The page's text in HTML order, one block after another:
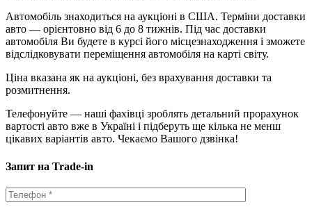
Автомобіль знаходиться на аукціоні в США. Терміни доставки
авто — орієнтовно від 6 до 8 тижнів. Під час доставки
автомобіля Ви будете в курсі його місцезнаходження і зможете
відслідковувати переміщення автомобіля на карті світу.
Ціна вказана як на аукціоні, без врахування доставки та
розмитнення.
Телефонуйте — наші фахівці зроблять детальний прорахунок
вартості авто вже в Україні і підберуть ще кілька не менш
цікавих варіантів авто. Чекаємо Вашого дзвінка!
Запит на Trade-in